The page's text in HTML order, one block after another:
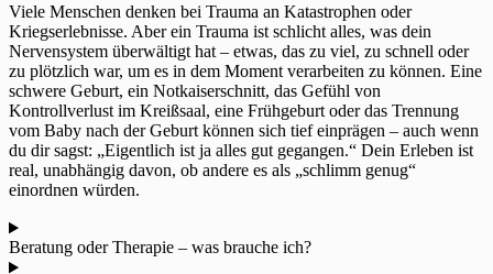
Viele Menschen denken bei Trauma an Katastrophen oder
Kriegserlebnisse. Aber ein Trauma ist schlicht alles, was dein
Nervensystem überwältigt hat – etwas, das zu viel, zu schnell oder
zu plötzlich war, um es in dem Moment verarbeiten zu können. Eine
schwere Geburt, ein Notkaiserschnitt, das Gefühl von
Kontrollverlust im Kreißsaal, eine Frühgeburt oder das Trennung
vom Baby nach der Geburt können sich tief einprägen – auch wenn
du dir sagst: „Eigentlich ist ja alles gut gegangen.“ Dein Erleben ist
real, unabhängig davon, ob andere es als „schlimm genug“
einordnen würden.
Beratung oder Therapie – was brauche ich?